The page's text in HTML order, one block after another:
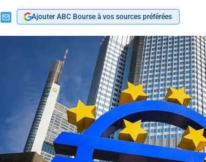
Ajouter ABC Bourse à vos sources préférées